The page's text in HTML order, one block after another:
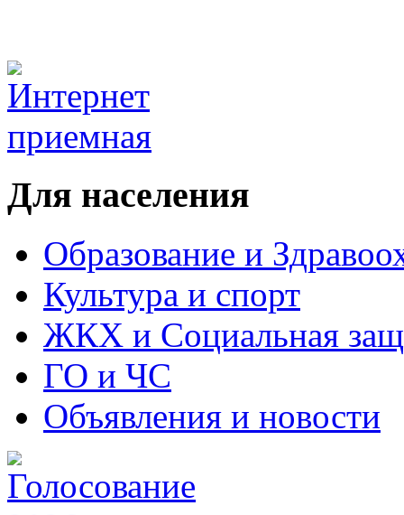
Для населения
Образование и
Культура и спорт
ЖКХ и Социальная
ГО и ЧС
Объявления и новости